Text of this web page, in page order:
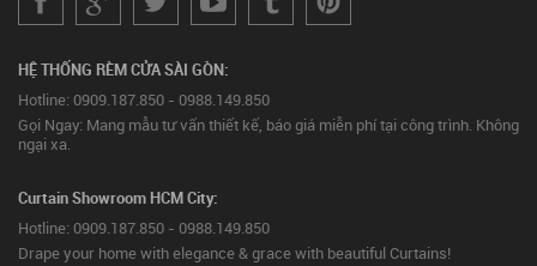
HỆ THỐNG RÈM CỬA SÀI GÒN:
Hotline: 0909.187.850 - 0988.149.850
Gọi Ngay: Mang mẫu tư vấn thiết kế, báo giá miễn phí tại công trình. Không
ngại xa.
Curtain Showroom HCM City:
Hotline: 0909.187.850 - 0988.149.850
Drape your home with elegance & grace with beautiful Curtains!